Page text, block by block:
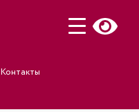
Контакты